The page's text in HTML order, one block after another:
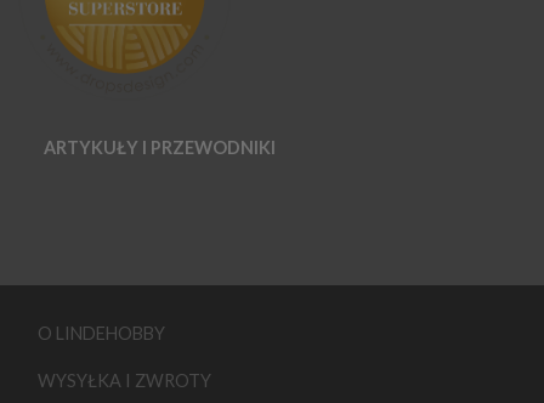
ARTYKUŁY I PRZEWODNIKI
O LINDEHOBBY
WYSYŁKA I ZWROTY